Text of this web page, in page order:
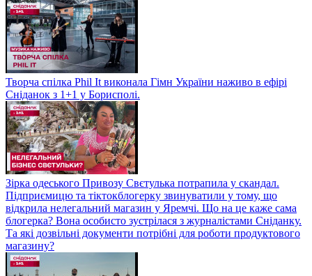
Творча спілка Phil It виконала Гімн України наживо в ефірі
Сніданок з 1+1 у Борисполі.
Зірка одеського Привозу Свєтулька потрапила у скандал.
Підприємицю та тіктокблогерку звинуватили у тому, що
відкрила нелегальний магазин у Яремчі. Що на це каже сама
блогерка? Вона особисто зустрілася з журналістами Сніданку.
Та які дозвільні документи потрібні для роботи продуктового
магазину?